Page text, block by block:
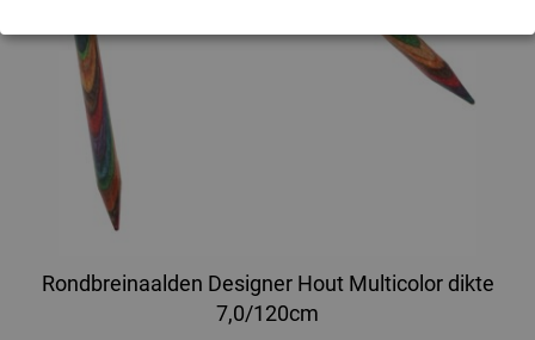
Rondbreinaalden Designer Hout Multicolor dikte
7,0/120cm